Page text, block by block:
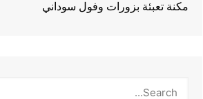
مكنة تعبئة بزورات وفول سوداني